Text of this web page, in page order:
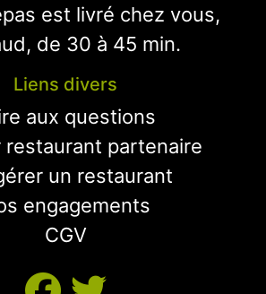
est livré chez vous,
de 30 à 45 min.
Liens divers
aux questions
restaurant partenaire
un restaurant
engagements
CGV